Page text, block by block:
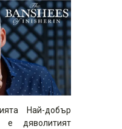
Най-добър
е дяволитият